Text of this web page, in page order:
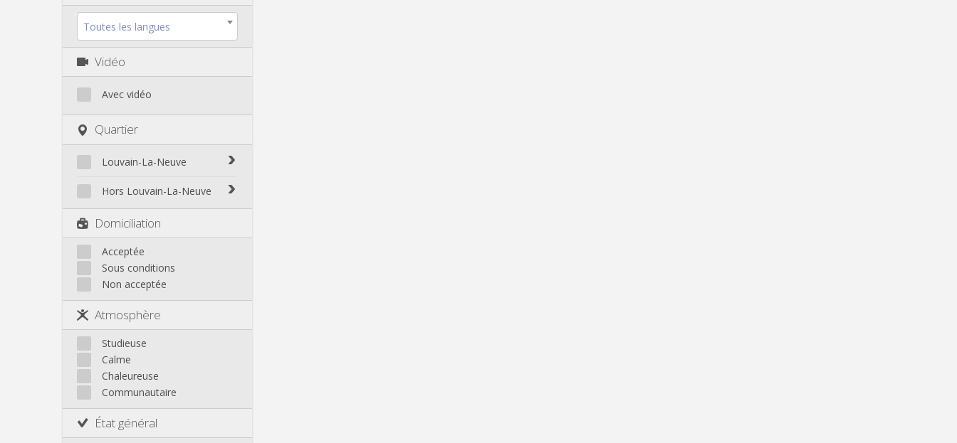
Toutes les langues
Vidéo
Avec vidéo
Quartier
Louvain-La-Neuve
Biéreau
Centre
L'Hocaille
La Baraque
Lauzelle
Les Bruyères
Hors Louvain-La-Neuve
Genappe
Mont-Saint-Guibert
Nivelles
Ottignies
Rixensart
Walhain
Wavre
Autre
Domiciliation
Acceptée
Sous conditions
Non acceptée
Atmosphère
Studieuse
Calme
Chaleureuse
Communautaire
État général